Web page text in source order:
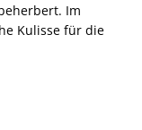
Im
Kulisse für die